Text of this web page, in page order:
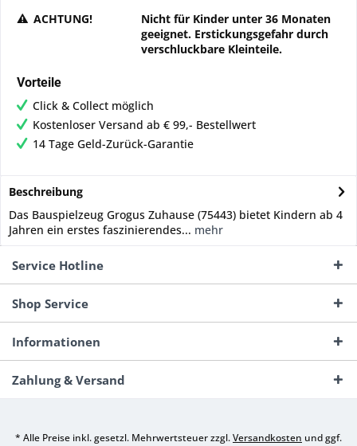
ACHTUNG!
Nicht für Kinder unter 36 Monaten
geeignet. Erstickungsgefahr durch
verschluckbare Kleinteile.
Vorteile
Click & Collect möglich
Kostenloser Versand ab € 99,- Bestellwert
14 Tage Geld-Zurück-Garantie
Beschreibung
Das Bauspielzeug Grogus Zuhause (75443) bietet Kindern ab 4
Jahren ein erstes faszinierendes... mehr
Service Hotline
Shop Service
Informationen
Zahlung & Versand
* Alle Preise inkl. gesetzl. Mehrwertsteuer zzgl.Versandkosten und ggf.